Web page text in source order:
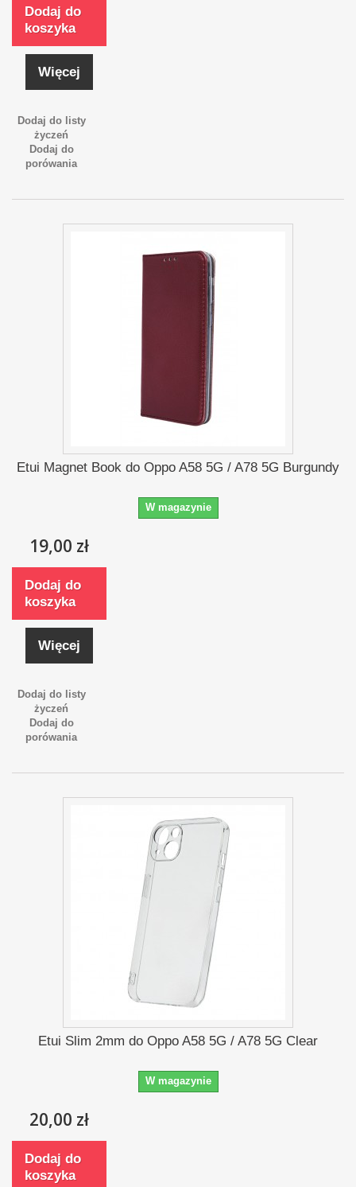
Dodaj do
koszyka
Więcej
Dodaj do listy
życzeń
Dodaj do
porówania
Etui Magnet Book do Oppo A58 5G / A78 5G Burgundy
W magazynie
19,00 zł
Dodaj do
koszyka
Więcej
Dodaj do listy
życzeń
Dodaj do
porówania
Etui Slim 2mm do Oppo A58 5G / A78 5G Clear
W magazynie
20,00 zł
Dodaj do
koszyka